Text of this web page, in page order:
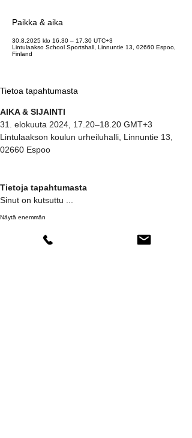
Paikka & aika
30.8.2025 klo 16.30 – 17.30 UTC+3
Lintulaakso School Sportshall, Linnuntie 13, 02660 Espoo,
Finland
Tietoa tapahtumasta
AIKA & SIJAINTI
31. elokuuta 2024, 17.20–18.20 GMT+3
Lintulaakson koulun urheiluhalli, Linnuntie 13,
02660 Espoo
Tietoja tapahtumasta
Sinut on kutsuttu ...
Näytä enemmän
Jaa tämä tapahtuma